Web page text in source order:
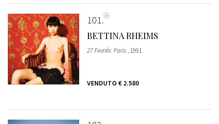
101
BETTINA RHEIMS
27 Fevrièr. Paris, 1991
VENDUTO € 2.580